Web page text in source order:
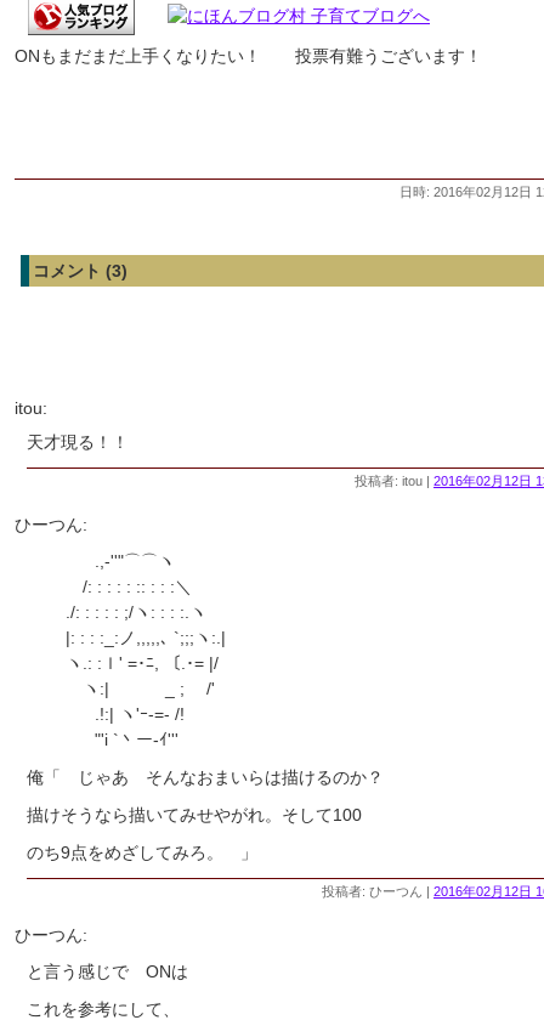
ONもまだまだ上手くなりたい！ 投票有難うございます！
日時: 2016年02月12日
コメント (3)
itou:
天才現る！！
投稿者: itou | 2016年02月12日
ひーつん:
.,-''"⌒⌒ヽ
/: : : : : :: : : :＼
./: : : : : ;/ヽ: : : :.ヽ
|: : : :_:ノ,,,,,､ `;;;ヽ:.|
ヽ.: :ｌ' =･ﾆ, 〔.･= |/
ヽ:| _ ; /'
.!:| ヽ'ｰ-=- /!
"'i `丶ー‐ｲ'''
俺「 じゃあ そんなおまいらは描けるのか？
描けそうなら描いてみせやがれ。そして100
のち9点をめざしてみろ。 」
投稿者: ひーつん | 2016年02月12日
ひーつん:
と言う感じで ONは
これを参考にして、